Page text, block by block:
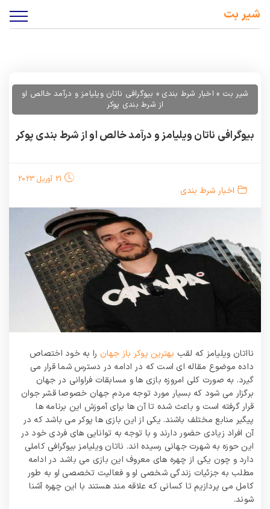
شیر بت
شیر بت » اخبار شرط بندی » بیوگرافی ناتان ویلیامز و درآمد خالص او
از شرط بندی پوکر
بیوگرافی ناتان ویلیامز و درآمد خالص او از شرط بندی پوکر
21 آوریل 2023
اخبار شرط بندی
نااتان ویلیامز که لقب بهترین پوکر باز جهان را به خود اختصاص
داده موضوع مقاله ای است که در ادامه در دسترس شما قرار می
گیرد. به صورت کلی امروزه بازی ها و مسابقات فراوانی در جهان
برگزار می شود که بسیار مورد توجه مردم جهان خصوصا قشر جوان
قرار گرفته است و باعث شده تا آن ها برای آموزش این برنامه ها
پیگیر منابع مختلف باشند. یکی از این بازی ها پوکر می باشد که در
آن افراد زیادی حضور دارند و با توجه به توانایی های فردی خود در
این حوزه به شهرت جهانی رسیده اند. ناتان ویلیامز بیوگرافی کاملی
دارد و چون یکی از چهره های معروف این بازی می باشد در ادامه
مطلب به جزئیات زندگی شخصی او و فعالیت تخصصی او به طور
کامل می پردازیم تا کسانی که علاقه مند هستند با این چهره آشنا
شوند.